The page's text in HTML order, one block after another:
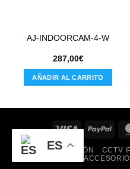
AJ-INDOORCAM-4-W
287,00€
AÑADIR AL CARRITO
Visa
INICIO INTRUSIÓN CCTV
ES